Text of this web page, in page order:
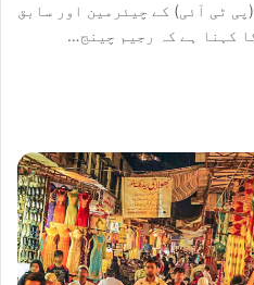
ٹی آئی) کے چیئرمین اور سابق
کہنا ہے کہ رجیم چینج…